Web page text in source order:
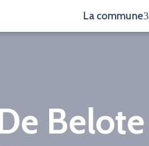
La commune
Belote